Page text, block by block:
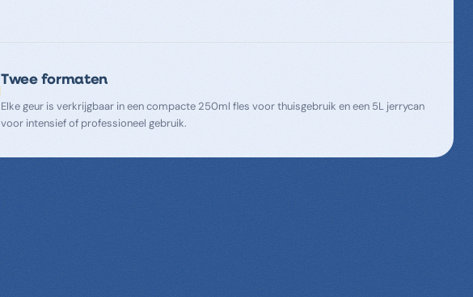
Twee formaten
Elke geur is verkrijgbaar in een compacte 250ml fles voor thuisgebruik en een 5L jerrycan
voor intensief of professioneel gebruik.